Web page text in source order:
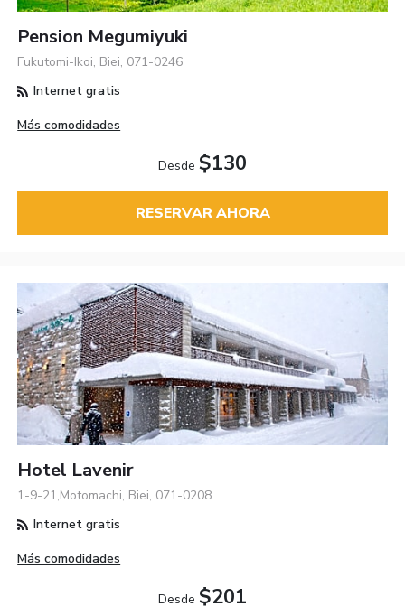
Pension Megumiyuki
Fukutomi-Ikoi, Biei, 071-0246
Internet gratis
Más comodidades
Desde $130
RESERVAR AHORA
Hotel Lavenir
1-9-21,Motomachi, Biei, 071-0208
Internet gratis
Más comodidades
Desde $201